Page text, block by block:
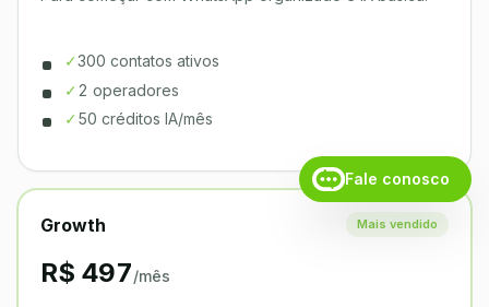
✓300 contatos ativos
✓ 2 operadores
✓50 créditos IA/mês
Growth Mais vendido
R$ 497/mês
Fale conosco